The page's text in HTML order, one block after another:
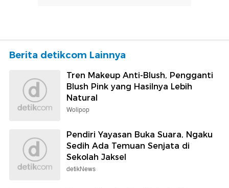
Berita detikcom Lainnya
Tren Makeup Anti-Blush, Pengganti
Blush Pink yang Hasilnya Lebih
Natural
Wolipop
Pendiri Yayasan Buka Suara, Ngaku
Sedih Ada Temuan Senjata di
Sekolah Jaksel
detikNews